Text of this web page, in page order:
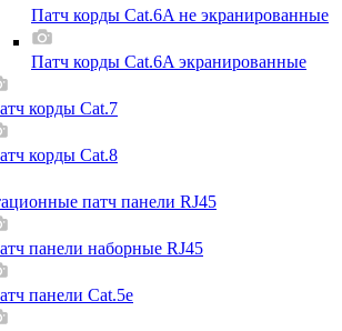
Патч корды Cat.6A не экранированные
Патч корды Cat.6A экранированные
корды Cat.7
корды Cat.8
патч панели RJ45
панели наборные RJ45
панели Cat.5e